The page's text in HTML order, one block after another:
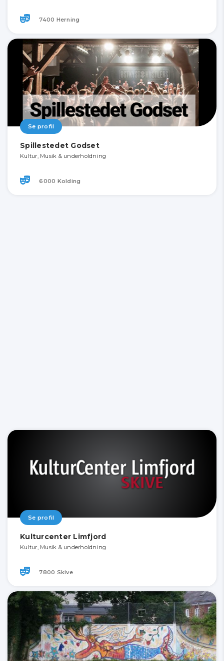
7400 Herning
Se profil
Spillestedet Godset
Kultur, Musik & underholdning
6000 Kolding
Se profil
Kulturcenter Limfjord
Kultur, Musik & underholdning
7800 Skive